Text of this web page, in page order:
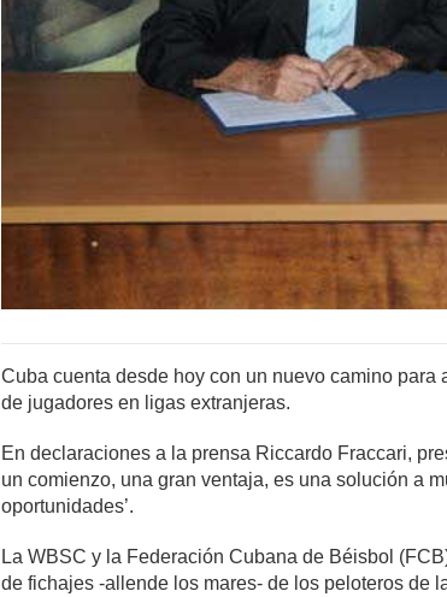
Cuba cuenta desde hoy con un nuevo camino
de jugadores en ligas extranjeras.
En declaraciones a la prensa Riccardo Fraccari,
un comienzo, una gran ventaja, es una solución a
oportunidades’.
La WBSC y la Federación Cubana de Béisbol
de fichajes -allende los mares- de los peloteros de